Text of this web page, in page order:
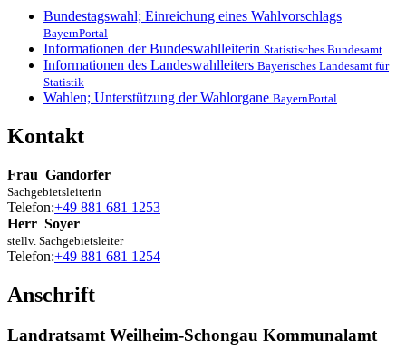
Bundestagswahl; Einreichung eines Wahlvorschlags
BayernPortal
Informationen der Bundeswahlleiterin Statistisches Bundesamt
Informationen des Landeswahlleiters Bayerisches Landesamt für
Statistik
Wahlen; Unterstützung der Wahlorgane BayernPortal
Kontakt
Frau Gandorfer
Sachgebietsleiterin
Telefon:+49 881 681 1253
Herr Soyer
stellv. Sachgebietsleiter
Telefon:+49 881 681 1254
Anschrift
Landratsamt Weilheim-Schongau Kommunalamt